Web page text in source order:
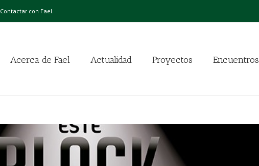
Contactar con Fael
Acerca de Fael Actualidad Proyectos Encuentros